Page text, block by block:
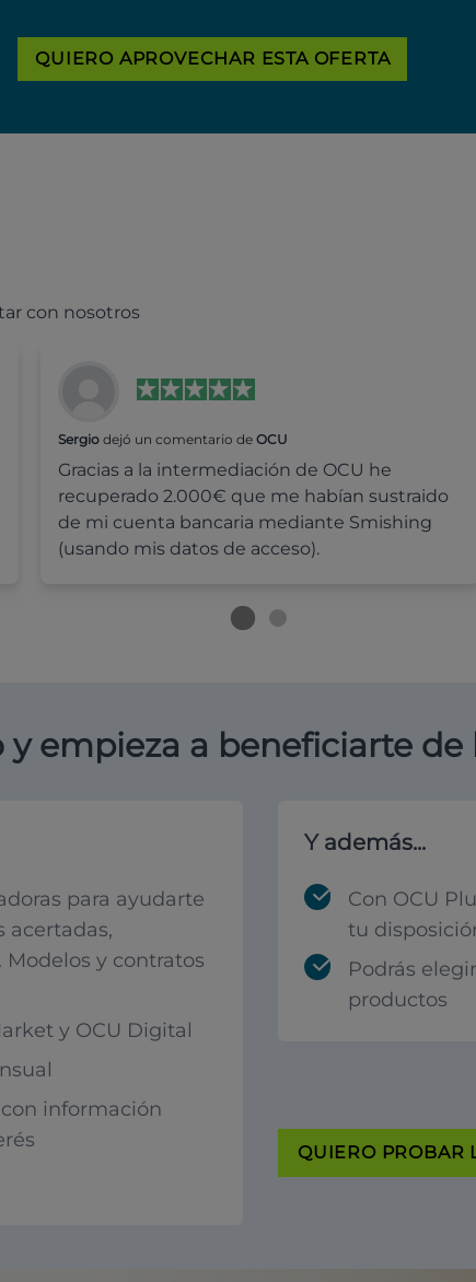
QUIERO APROVECHAR ESTA OFERTA
con nosotros
Sergiodejó un comentario de OCU
Gracias a la intermediación de OCU he
recuperado 2.000€ que me habían sustraido
de mi cuenta bancaria mediante Smishing
(usando mis datos de acceso).
empieza a beneficiarte
para ayudarte
acertadas,
y contratos
y OCU Digital
información
Y además...
Con OCU
tu
Podrás
productos
QUIERO PROBAR